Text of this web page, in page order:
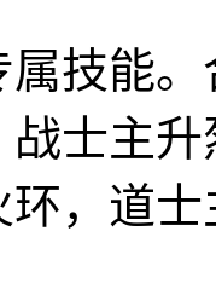
技能
战士主
，道